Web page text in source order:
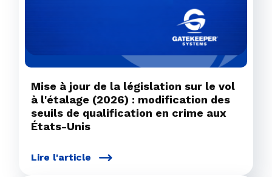
Mise à jour de la législation sur le vol
à l'étalage (2026) : modification des
seuils de qualification en crime aux
États-Unis
Lire l'article